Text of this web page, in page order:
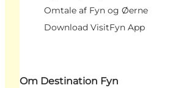
Omtale af Fyn og Øerne
Download VisitFyn App
Om Destination Fyn